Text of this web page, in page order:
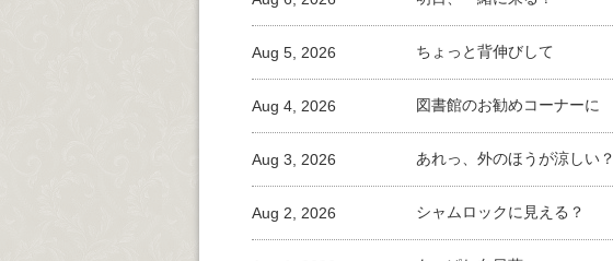
ちょっと背伸びして
Aug 5, 2026
図書館のお勧めコーナーに
Aug 4, 2026
あれっ、外のほうが涼しい？
Aug 3, 2026
シャムロックに見える？
Aug 2, 2026